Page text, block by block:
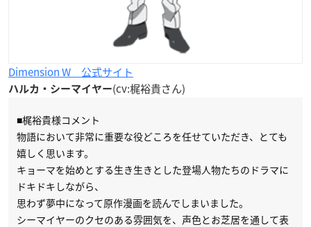
Dimension W 公式サイト
ハルカ・シーマイヤー(cv:梶裕貴さん)
■梶裕貴様コメント
物語において非常に重要な役どころを任せていただき、とても
嬉しく思います。
キョーマを始めとする生き生きとした登場人物たちのドラマに
ドキドキしながら、
思わず夢中になって原作漫画を読んでしまいました。
シーマイヤーのクセのある雰囲気を、声色とお芝居を通して表